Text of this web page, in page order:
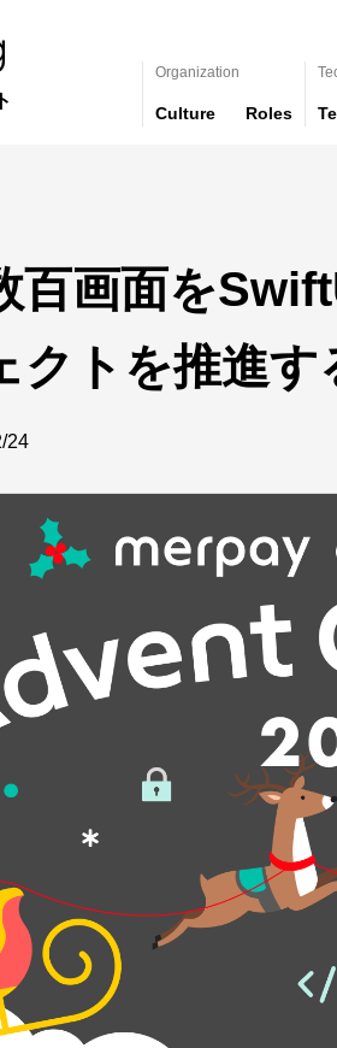
Organization
Culture Roles
百画面を
クトを推進す
24